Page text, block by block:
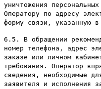
уничтожения
Оператору по адресу
форму связи, указанную
6.5. В обращении
номер телефона, адрес
заказе или личном
требования. Оператор
сведения, необходимые
заявителя и исполнения